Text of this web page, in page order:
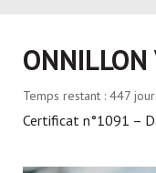
Temps restant : 447
Certificat n°1091 –